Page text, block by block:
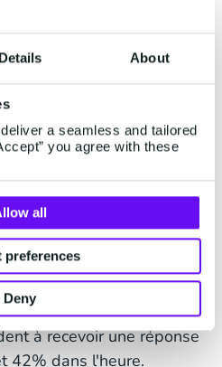
Details About
a seamless and tailored
you agree with these
all
preferences
Deny
et stimulera vos ventes.
Instagram, Facebook,
pour partager du
et promouvoir
doit rester attentives
des clients et
il se doit.
réactivité est de rigueur.
utilisent les réseaux
aux services clients, 32
à recevoir une réponse
42% dans l'heure.